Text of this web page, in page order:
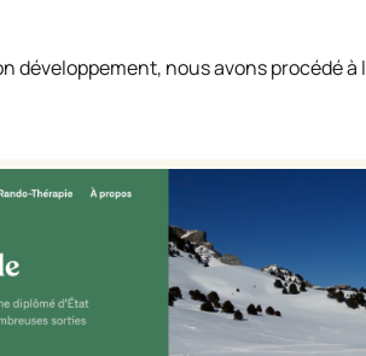
développement, nous avons procédé